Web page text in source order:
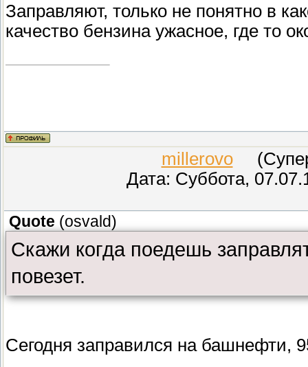
Заправляют, только не понятно в
качество бензина ужасное, где то
millerovo
Дата: Суббота,
Quote (osvald)
Скажи когда поедешь
повезет.
Сегодня заправился на башнефти,